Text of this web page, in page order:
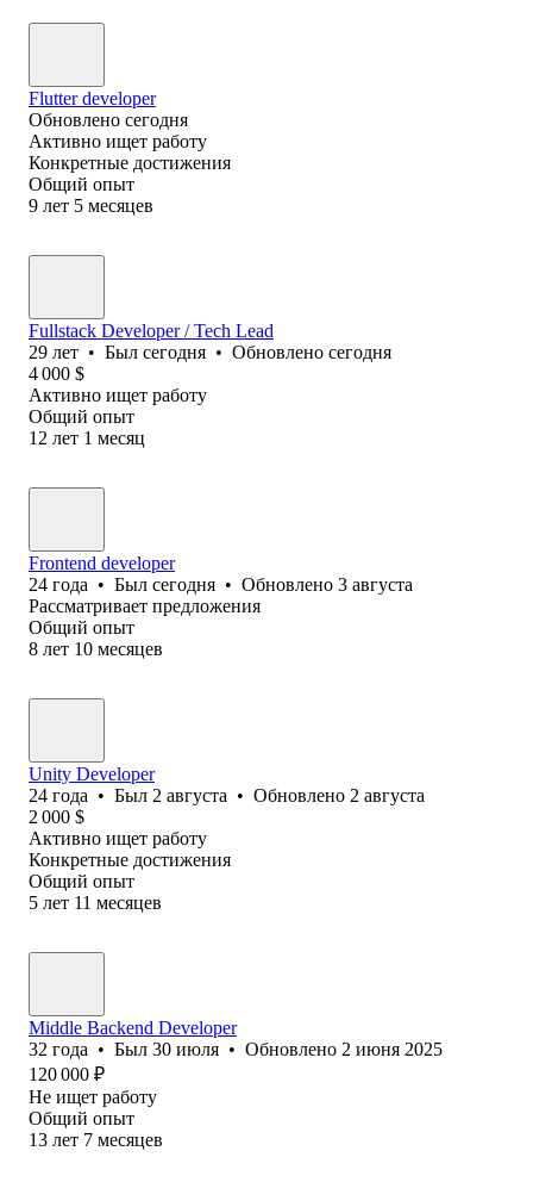
Flutter developer
Обновлено сегодня
Активно ищет работу
Конкретные достижения
Общий опыт
9 лет 5 месяцев
Fullstack Developer / Tech Lead
29 лет • Был сегодня • Обновлено сегодня
4 000 $
Активно ищет работу
Общий опыт
12 лет 1 месяц
Frontend developer
24 года • Был сегодня • Обновлено 3 августа
Рассматривает предложения
Общий опыт
8 лет 10 месяцев
Unity Developer
24 года • Был 2 августа • Обновлено 2 августа
2 000 $
Активно ищет работу
Конкретные достижения
Общий опыт
5 лет 11 месяцев
Middle Backend Developer
32 года • Был 30 июля • Обновлено 2 июня 2025
120 000 ₽
Не ищет работу
Общий опыт
13 лет 7 месяцев